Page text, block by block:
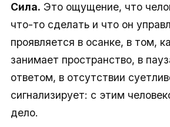
Сила. Это ощущение, что
что-то сделать и что он
проявляется в осанке, в том,
занимает пространство, в
ответом, в отсутствии
сигнализирует: с этим
дело.